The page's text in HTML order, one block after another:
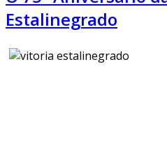
Estalinegrado